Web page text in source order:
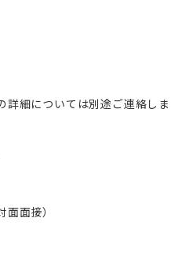
詳細については別途ご連絡しま
面接）